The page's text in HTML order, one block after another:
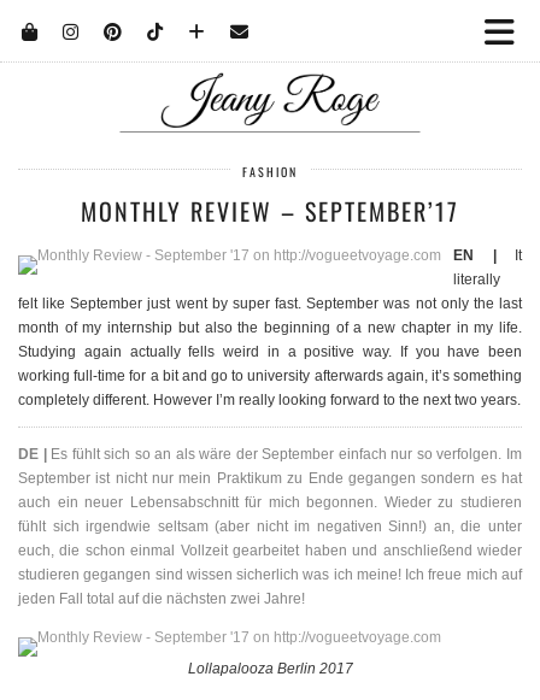
FASHION
MONTHLY REVIEW – SEPTEMBER’17
EN |
It
literally
felt like September just went by super fast. September was not only the last
month of my internship but also the beginning of a new chapter in my life.
Studying again actually fells weird in a positive way. If you have been
working full-time for a bit and go to university afterwards again, it’s something
completely different. However I’m really looking forward to the next two years.
DE |
Es fühlt sich so an als wäre der September einfach nur so verfolgen. Im
September ist nicht nur mein Praktikum zu Ende gegangen sondern es hat
auch ein neuer Lebensabschnitt für mich begonnen. Wieder zu studieren
fühlt sich irgendwie seltsam (aber nicht im negativen Sinn!) an, die unter
euch, die schon einmal Vollzeit gearbeitet haben und anschließend wieder
studieren gegangen sind wissen sicherlich was ich meine! Ich freue mich auf
jeden Fall total auf die nächsten zwei Jahre!
Lollapalooza Berlin 2017